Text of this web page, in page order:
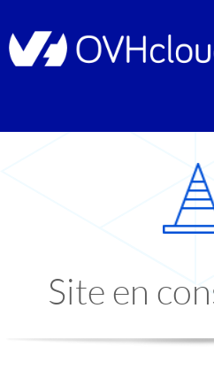
Site en